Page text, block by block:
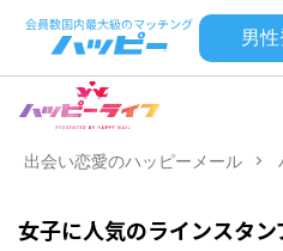
男
出会い恋愛のハッピーメール
女子に人気のラインスタン